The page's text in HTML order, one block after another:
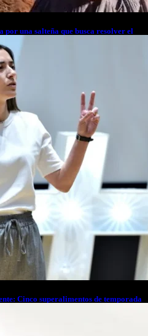
por una salteña que busca resolver el
Latinoamérica
Cinco superalimentos de temporada